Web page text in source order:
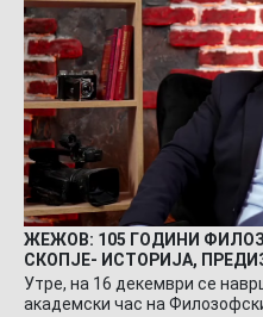
ЖЕЖОВ: 105 ГОДИНИ
СКОПЈЕ- ИСТОРИЈА,
Утре, на 16 декември се
академски час на